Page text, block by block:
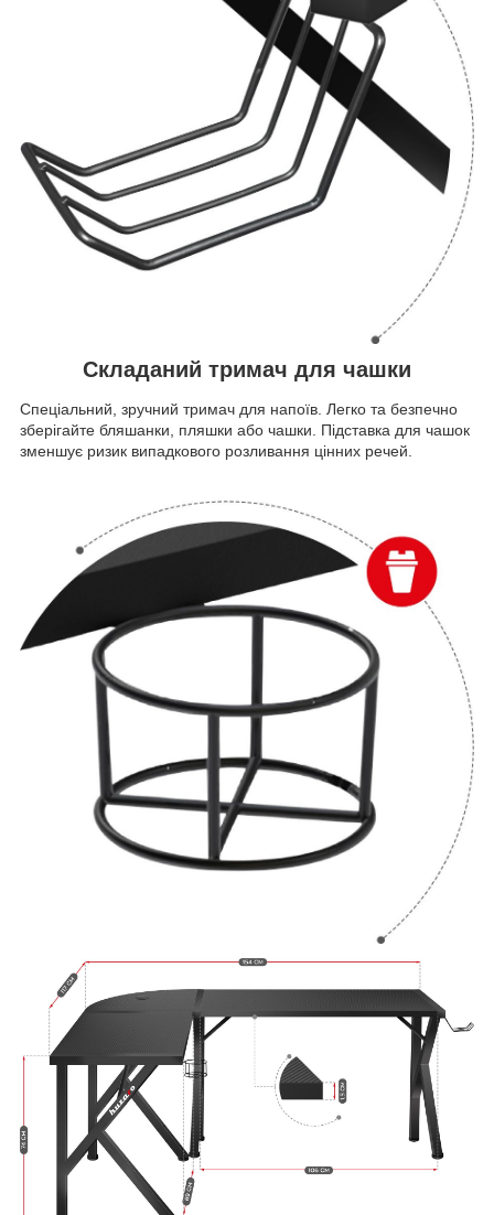
Складаний тримач для чашки
Спеціальний, зручний тримач для напоїв. Легко та безпечно
зберігайте бляшанки, пляшки або чашки. Підставка для чашок
зменшує ризик випадкового розливання цінних речей.